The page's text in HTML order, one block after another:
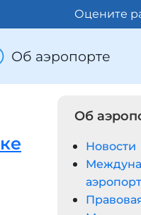
Оцените
Об аэропорте
Об
Новости